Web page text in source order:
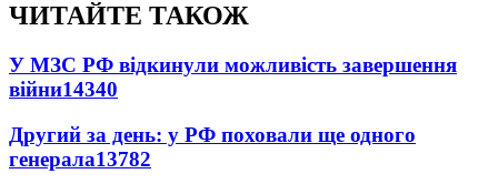
ЧИТАЙТЕ ТАКОЖ
У МЗС РФ відкинули можливість завершення
війни14340
Другий за день: у РФ поховали ще одного
генерала13782